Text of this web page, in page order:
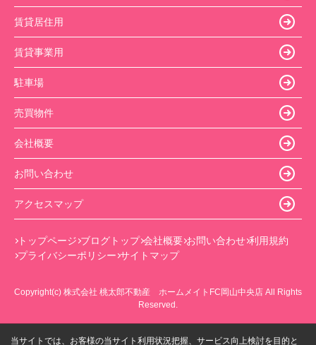
賃貸居住用
賃貸事業用
駐車場
売買物件
会社概要
お問い合わせ
アクセスマップ
トップページ ブログトップ 会社概要 お問い合わせ 利用規約
プライバシーポリシー サイトマップ
Copyright(c) 株式会社 桃太郎不動産 ホームメイトFC岡山中央店 All Rights
Reserved.
当サイトでは、お客様の当サイト利用状況把握、サービス向上検討を目的と